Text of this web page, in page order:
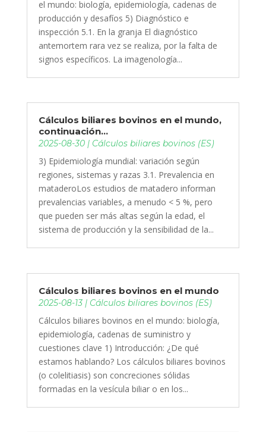
el mundo: biología, epidemiología, cadenas de
producción y desafíos 5) Diagnóstico e
inspección 5.1. En la granja El diagnóstico
antemortem rara vez se realiza, por la falta de
signos específicos. La imagenología...
Cálculos biliares bovinos en el mundo,
continuación…
2025-08-30| Cálculos biliares bovinos (ES)
3) Epidemiología mundial: variación según
regiones, sistemas y razas 3.1. Prevalencia en
mataderoLos estudios de matadero informan
prevalencias variables, a menudo < 5 %, pero
que pueden ser más altas según la edad, el
sistema de producción y la sensibilidad de la...
Cálculos biliares bovinos en el mundo
2025-08-13| Cálculos biliares bovinos (ES)
Cálculos biliares bovinos en el mundo: biología,
epidemiología, cadenas de suministro y
cuestiones clave 1) Introducción: ¿De qué
estamos hablando? Los cálculos biliares bovinos
(o colelitiasis) son concreciones sólidas
formadas en la vesícula biliar o en los...